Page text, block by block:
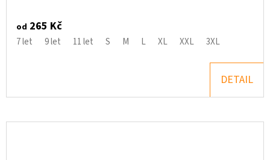
od 265 Kč
7 let 9 let 11 let S M L XL XXL 3XL
DETAIL